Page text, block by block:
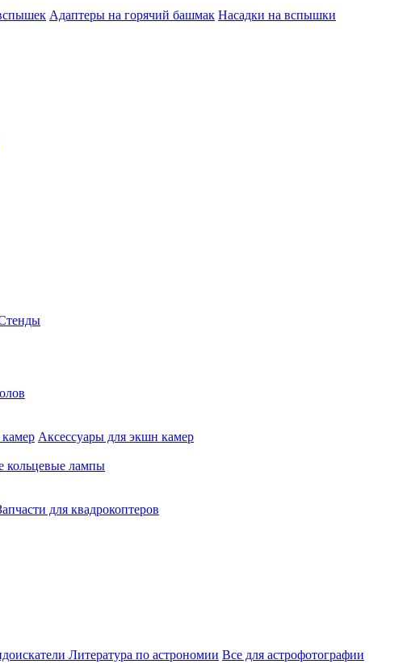
Адаптеры на горячий башмак Насадки на вспышки
Аксессуары для экшн камер
кольцевые лампы
для квадрокоптеров
Литература по астрономии Все для астрофотографии